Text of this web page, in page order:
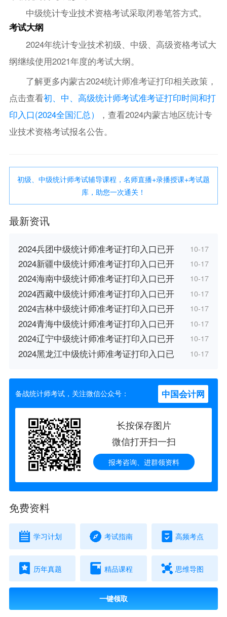
中级统计专业技术资格考试采取闭卷笔答方式。
考试大纲
2024年统计专业技术初级、中级、高级资格考试大
纲继续使用2021年度的考试大纲。
了解更多内蒙古2024统计师准考证打印相关政策，
点击查看初、中、高级统计师考试准考证打印时间和打
印入口(2024全国汇总）
，查看2024内蒙古地区统计专
业技术资格考试报名公告。
初级、中级统计师考试辅导课程，名师直播+录播授课+考试题
库，助您一次通关！
最新资讯
2024兵团中级统计师准考证打印入口已开 10-17
2024新疆中级统计师准考证打印入口已开 10-17
2024海南中级统计师准考证打印入口已开 10-17
2024西藏中级统计师准考证打印入口已开 10-17
2024吉林中级统计师准考证打印入口已开 10-17
2024青海中级统计师准考证打印入口已开 10-17
2024辽宁中级统计师准考证打印入口已开 10-17
2024黑龙江中级统计师准考证打印入口已 10-17
备战统计师考试，关注微信公众号： 中国会计网
长按保存图片
微信打开扫一扫
报考咨询、进群领资料
免费资料
学习计划 考试指南 高频考点
历年真题 精品课程 思维导图
一键领取